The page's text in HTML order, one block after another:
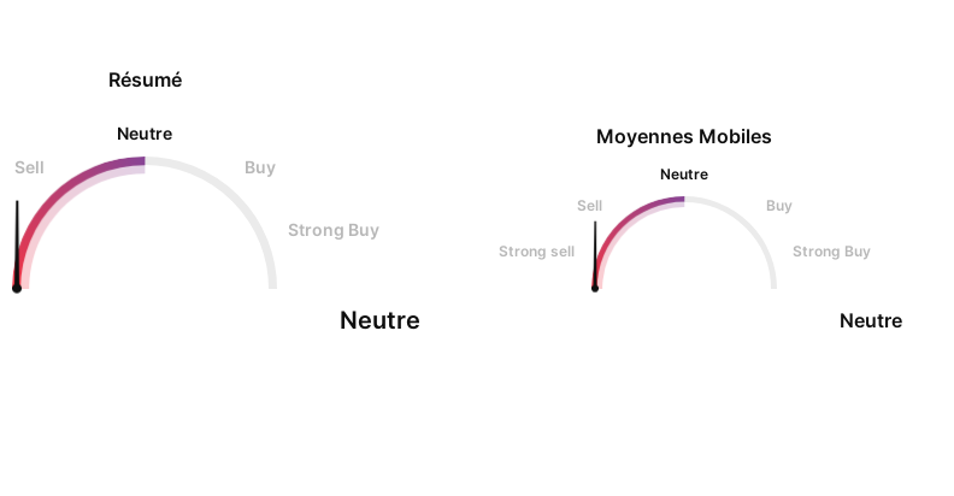
Résumé
Neutre
Sell
Buy
Strong Buy
Neutre
Moyennes Mobiles
Neutre
Sell
Buy
Strong sell Strong Buy
Neutre